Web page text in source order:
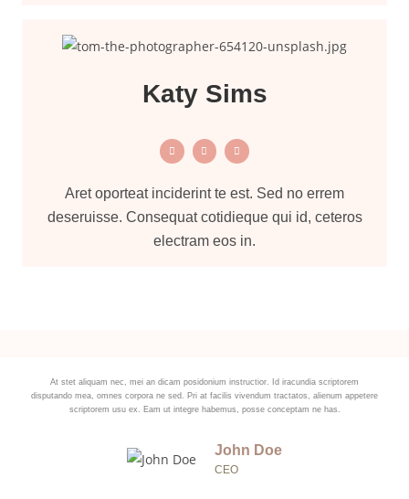
Katy Sims
Aret oporteat inciderint te est. Sed no errem
deseruisse. Consequat cotidieque qui id, ceteros
electram eos in.
At stet aliquam nec, mei an dicam posidonium instructior. Id iracundia scriptorem
disputando mea, omnes corpora ne sed. Pri at facilis vivendum tractatos, alienum appetere
scriptorem usu ex. Eam ut integre habemus, posse conceptam ne has.
John Doe
CEO